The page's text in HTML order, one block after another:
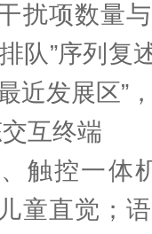
扰项数量
队”序列复
近发展区”
互终端
控一体
童直觉；